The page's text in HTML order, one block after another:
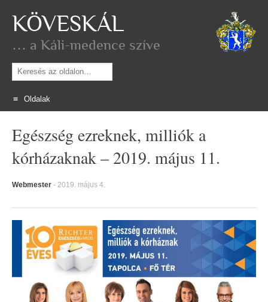
KÖVESKÁL
… a Káli-medence szíve
Keresés
Oldalak
content
Egészség ezreknek, milliók a
kórházaknak – 2019. május 11.
Webmester - 2019. május 4.